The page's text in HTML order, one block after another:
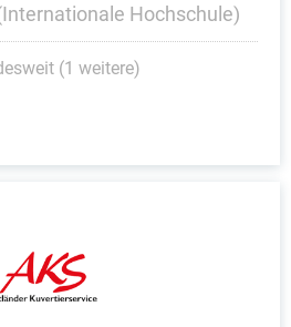
Hochschule)
(1 weitere)